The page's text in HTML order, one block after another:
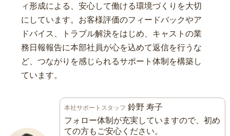
ィ形成による、安心して働ける環境づくりを大切
にしています。お客様評価のフィードバックやア
ドバイス、トラブル解決をはじめ、キャストの業
務日報報告に本部社員が心を込めて返信を行うな
ど、つながりを感じられるサポート体制を構築し
ています。
本社サポートスタッフ 鈴野 寿子
フォロー体制が充実していますので、初め
ての方もご安心ください。